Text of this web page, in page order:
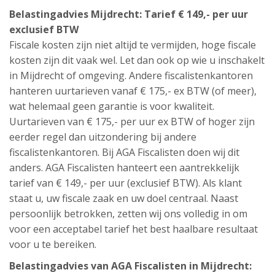
Belastingadvies Mijdrecht: Tarief € 149,- per uur
exclusief BTW
Fiscale kosten zijn niet altijd te vermijden, hoge fiscale
kosten zijn dit vaak wel. Let dan ook op wie u inschakelt
in Mijdrecht of omgeving. Andere fiscalistenkantoren
hanteren uurtarieven vanaf € 175,- ex BTW (of meer),
wat helemaal geen garantie is voor kwaliteit.
Uurtarieven van € 175,- per uur ex BTW of hoger zijn
eerder regel dan uitzondering bij andere
fiscalistenkantoren. Bij AGA Fiscalisten doen wij dit
anders. AGA Fiscalisten hanteert een aantrekkelijk
tarief van € 149,- per uur (exclusief BTW). Als klant
staat u, uw fiscale zaak en uw doel centraal. Naast
persoonlijk betrokken, zetten wij ons volledig in om
voor een acceptabel tarief het best haalbare resultaat
voor u te bereiken.
Belastingadvies van AGA Fiscalisten in Mijdrecht: